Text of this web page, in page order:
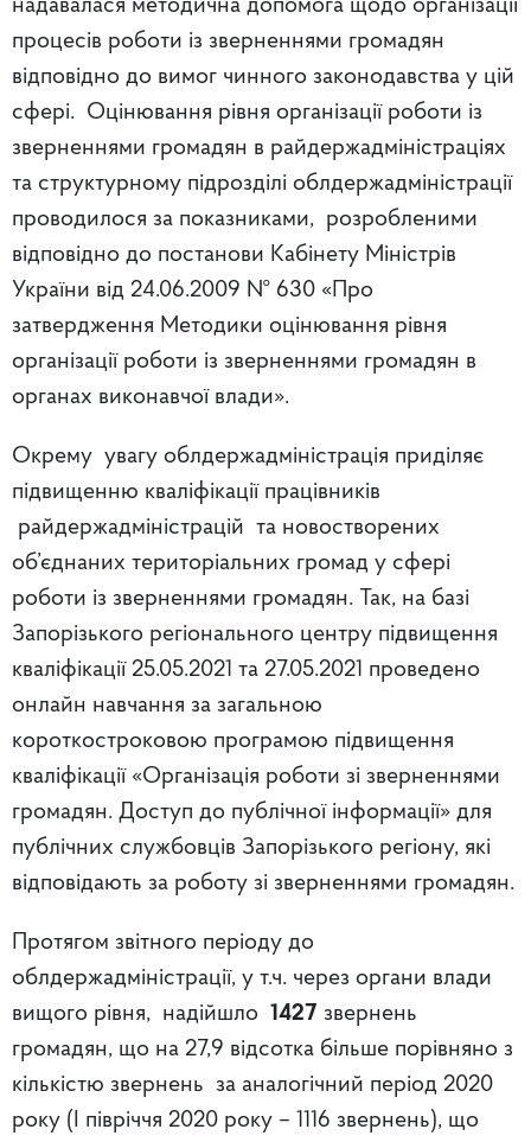
надавалася методична допомога щодо організації
процесів роботи із зверненнями громадян
відповідно до вимог чинного законодавства у цій
сфері. Оцінювання рівня організації роботи із
зверненнями громадян в райдержадміністраціях
та структурному підрозділі облдержадміністрації
проводилося за показниками, розробленими
відповідно до постанови Кабінету Міністрів
України від 24.06.2009 № 630 «Про
затвердження Методики оцінювання рівня
організації роботи із зверненнями громадян в
органах виконавчої влади».
Окрему увагу облдержадміністрація приділяє
підвищенню кваліфікації працівників
райдержадміністрацій та новостворених
об’єднаних територіальних громад у сфері
роботи із зверненнями громадян. Так, на базі
Запорізького регіонального центру підвищення
кваліфікації 25.05.2021 та 27.05.2021 проведено
онлайн навчання за загальною
короткостроковою програмою підвищення
кваліфікації «Організація роботи зі зверненнями
громадян. Доступ до публічної інформації» для
публічних службовців Запорізького регіону, які
відповідають за роботу зі зверненнями громадян.
Протягом звітного періоду до
облдержадміністрації, у т.ч. через органи влади
вищого рівня, надійшло 1427 звернень
громадян, що на 27,9 відсотка більше порівняно з
кількістю звернень за аналогічний період 2020
року (І півріччя 2020 року – 1116 звернень), що